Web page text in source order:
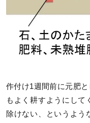
作付け1週間前に元肥
もよく耕すようにして
除けない、というよう